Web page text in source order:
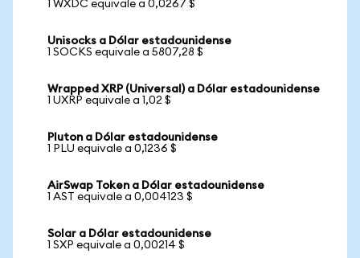
1 WXDC equivale a 0,0267 $
Unisocks a Dólar estadounidense
1 SOCKS equivale a 5807,28 $
Wrapped XRP (Universal) a Dólar estadounidense
1 UXRP equivale a 1,02 $
Pluton a Dólar estadounidense
1 PLU equivale a 0,1236 $
AirSwap Token a Dólar estadounidense
1 AST equivale a 0,004123 $
Solar a Dólar estadounidense
1 SXP equivale a 0,00214 $